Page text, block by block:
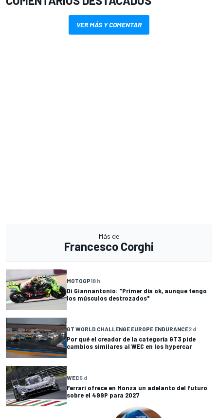
VER MÁS Y COMENTAR
Más de
Francesco Corghi
MOTOGP18 h
Di Giannantonio: "Primer día ok, aunque tengo
los músculos destrozados"
GT WORLD CHALLENGE EUROPE ENDURANCE2 d
Por qué el creador de la categoría GT3 pide
cambios similares al WEC en los hypercar
WEC5 d
Ferrari ofrece en Monza un adelanto del futuro
sobre el 499P para 2027